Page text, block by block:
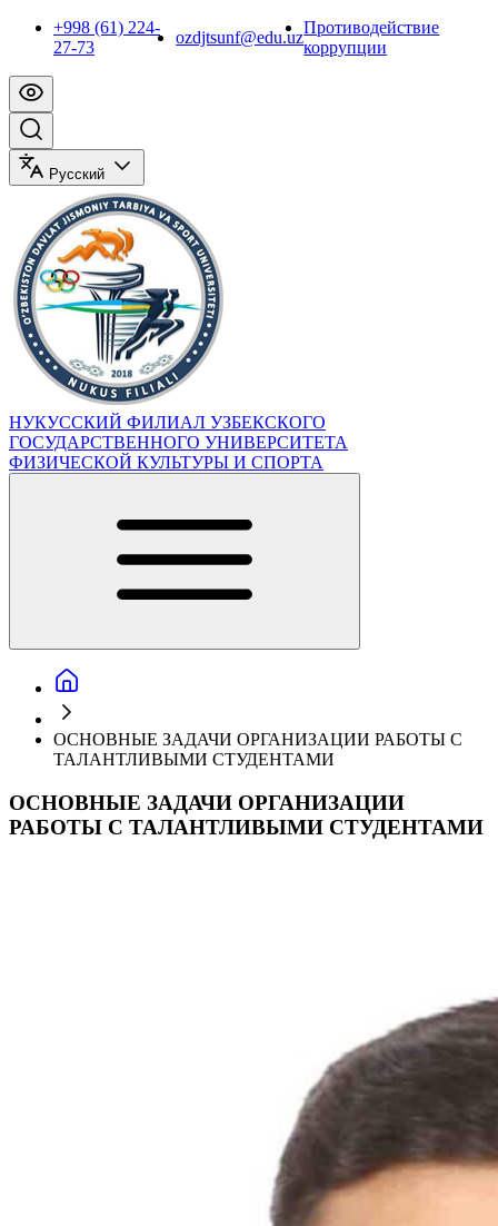
+998 (61) 224-
27-73
ozdjtsunf@edu.uz
Противодействие
коррупции
Русский
НУКУССКИЙ ФИЛИАЛ УЗБЕКСКОГО
ГОСУДАРСТВЕННОГО УНИВЕРСИТЕТА
ФИЗИЧЕСКОЙ КУЛЬТУРЫ И СПОРТА
ОСНОВНЫЕ ЗАДАЧИ ОРГАНИЗАЦИИ РАБОТЫ С
ТАЛАНТЛИВЫМИ СТУДЕНТАМИ
ОСНОВНЫЕ ЗАДАЧИ ОРГАНИЗАЦИИ
РАБОТЫ С ТАЛАНТЛИВЫМИ СТУДЕНТАМИ